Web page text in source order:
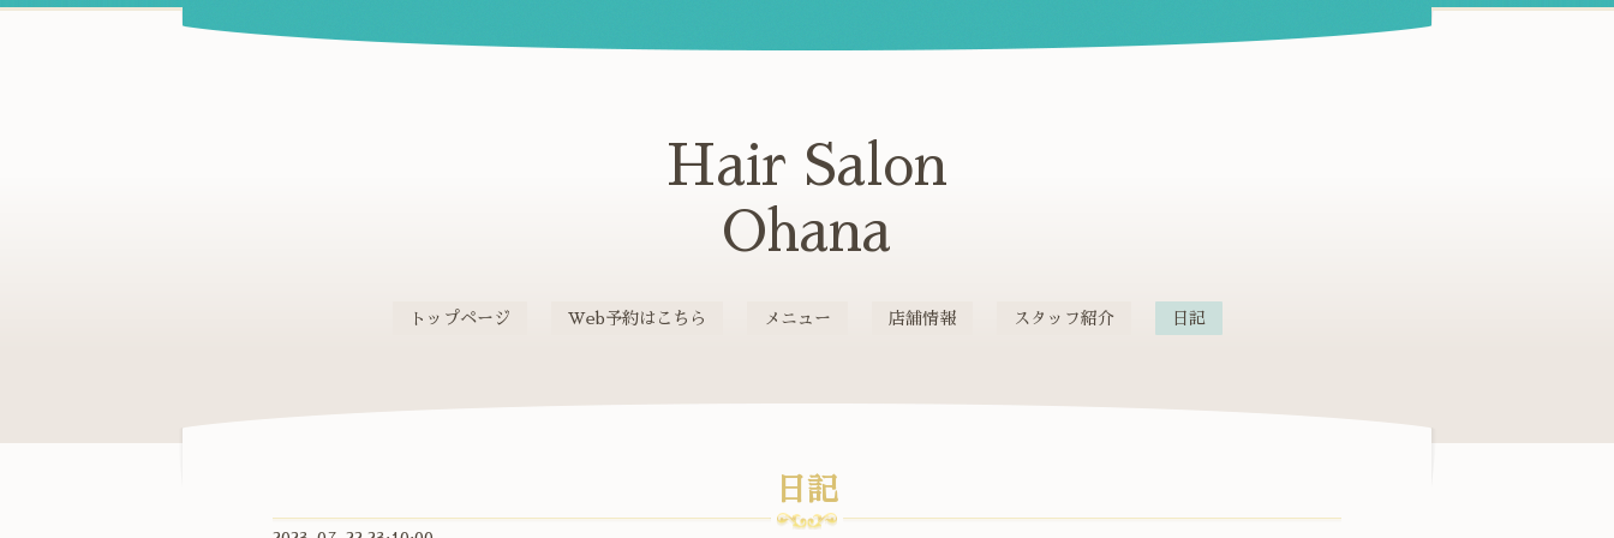
Hair Salon
Ohana
トップページ Web予約はこちら メニュー 店舗情報 スタッフ紹介 日記
日記